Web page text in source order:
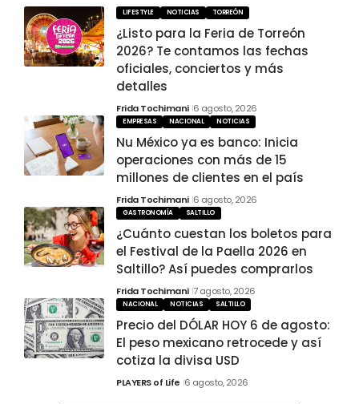
LIFESTYLE NOTICIAS TORREÓN
¿Listo para la Feria de Torreón
2026? Te contamos las fechas
oficiales, conciertos y más
detalles
Frida Tochimani 6 agosto, 2026
EMPRESAS NACIONAL NOTICIAS
Nu México ya es banco: Inicia
operaciones con más de 15
millones de clientes en el país
Frida Tochimani 6 agosto, 2026
GASTRONOMÍA SALTILLO
¿Cuánto cuestan los boletos para
el Festival de la Paella 2026 en
Saltillo? Así puedes comprarlos
Frida Tochimani 7 agosto, 2026
NACIONAL NOTICIAS SALTILLO
Precio del DÓLAR HOY 6 de agosto:
El peso mexicano retrocede y así
cotiza la divisa USD
PLAYERS of Life 6 agosto, 2026